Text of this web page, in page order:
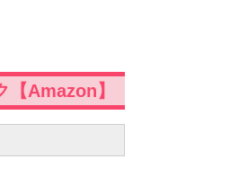
【Amazon】